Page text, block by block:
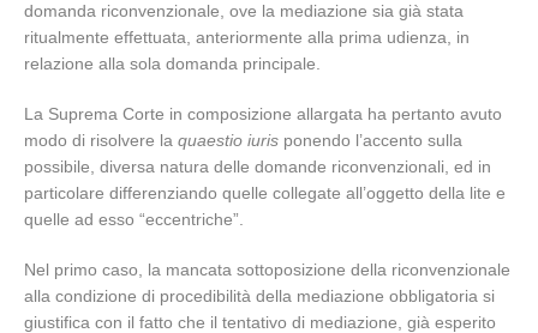
domanda riconvenzionale, ove la mediazione sia già stata
ritualmente effettuata, anteriormente alla prima udienza, in
relazione alla sola domanda principale.
La Suprema Corte in composizione allargata ha pertanto avuto
modo di risolvere la quaestio iuris ponendo l’accento sulla
possibile, diversa natura delle domande riconvenzionali, ed in
particolare differenziando quelle collegate all’oggetto della lite e
quelle ad esso “eccentriche”.
Nel primo caso, la mancata sottoposizione della riconvenzionale
alla condizione di procedibilità della mediazione obbligatoria si
giustifica con il fatto che il tentativo di mediazione, già esperito